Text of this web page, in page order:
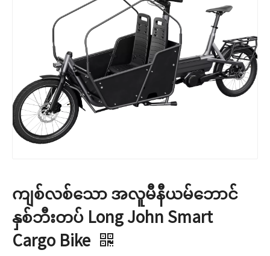
ကျစ်လစ်သော အလူမီနီယမ်ဘောင်
နှစ်ဘီးတပ် Long John Smart
Cargo Bike